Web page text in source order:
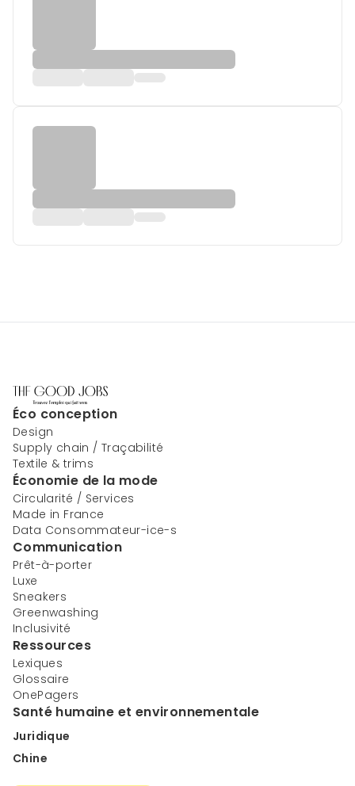
Éco conception
Design
Supply chain / Traçabilité
Textile & trims
Économie de la mode
Circularité / Services
Made in France
Data Consommateur-ice-s
Communication
Prêt-à-porter
Luxe
Sneakers
Greenwashing
Inclusivité
Ressources
Lexiques
Glossaire
OnePagers
Santé humaine et environnementale
Juridique
Chine